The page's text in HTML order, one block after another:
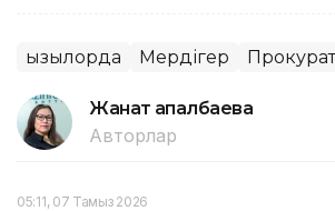
Қызылорда Мердігер
Жанат Қапалбаева
Авторлар
05:11, 07 Тамыз 2026